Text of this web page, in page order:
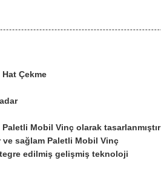
Çekme
Mobil Vinç olarak tasarlanmıştır
sağlam Paletli Mobil Vinç
edilmiş gelişmiş teknoloji